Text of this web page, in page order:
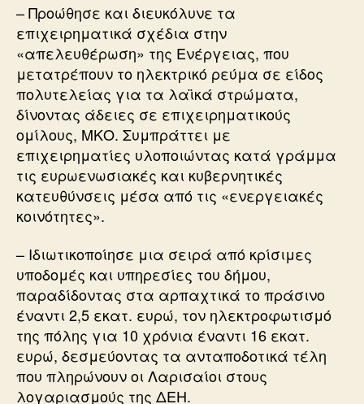
– Προώθησε και διευκόλυνε τα
επιχειρηματικά σχέδια στην
«απελευθέρωση» της Ενέργειας, που
μετατρέπουν το ηλεκτρικό ρεύμα σε είδος
πολυτελείας για τα λαϊκά στρώματα,
δίνοντας άδειες σε επιχειρηματικούς
ομίλους, ΜΚΟ. Συμπράττει με
επιχειρηματίες υλοποιώντας κατά γράμμα
τις ευρωενωσιακές και κυβερνητικές
κατευθύνσεις μέσα από τις «ενεργειακές
κοινότητες».
– Ιδιωτικοποίησε μια σειρά από κρίσιμες
υποδομές και υπηρεσίες του δήμου,
παραδίδοντας στα αρπαχτικά το πράσινο
έναντι 2,5 εκατ. ευρώ, τον ηλεκτροφωτισμό
της πόλης για 10 χρόνια έναντι 16 εκατ.
ευρώ, δεσμεύοντας τα ανταποδοτικά τέλη
που πληρώνουν οι Λαρισαίοι στους
λογαριασμούς της ΔΕΗ.